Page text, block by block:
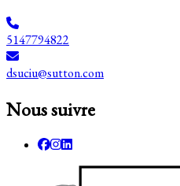
5147794822
dsuciu@sutton.com
Nous suivre